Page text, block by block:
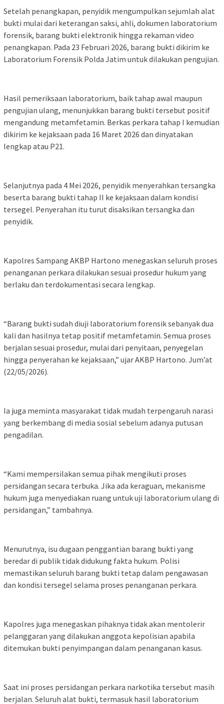
Setelah penangkapan, penyidik mengumpulkan sejumlah alat
bukti mulai dari keterangan saksi, ahli, dokumen laboratorium
forensik, barang bukti elektronik hingga rekaman video
penangkapan. Pada 23 Februari 2026, barang bukti dikirim ke
Laboratorium Forensik Polda Jatim untuk dilakukan pengujian.
Hasil pemeriksaan laboratorium, baik tahap awal maupun
pengujian ulang, menunjukkan barang bukti tersebut positif
mengandung metamfetamin. Berkas perkara tahap I kemudian
dikirim ke kejaksaan pada 16 Maret 2026 dan dinyatakan
lengkap atau P21.
Selanjutnya pada 4 Mei 2026, penyidik menyerahkan tersangka
beserta barang bukti tahap II ke kejaksaan dalam kondisi
tersegel. Penyerahan itu turut disaksikan tersangka dan
penyidik.
Kapolres Sampang AKBP Hartono menegaskan seluruh proses
penanganan perkara dilakukan sesuai prosedur hukum yang
berlaku dan terdokumentasi secara lengkap.
“Barang bukti sudah diuji laboratorium forensik sebanyak dua
kali dan hasilnya tetap positif metamfetamin. Semua proses
berjalan sesuai prosedur, mulai dari penyitaan, penyegelan
hingga penyerahan ke kejaksaan,” ujar AKBP Hartono. Jum’at
(22/05/2026).
Ia juga meminta masyarakat tidak mudah terpengaruh narasi
yang berkembang di media sosial sebelum adanya putusan
pengadilan.
“Kami mempersilakan semua pihak mengikuti proses
persidangan secara terbuka. Jika ada keraguan, mekanisme
hukum juga menyediakan ruang untuk uji laboratorium ulang di
persidangan,” tambahnya.
Menurutnya, isu dugaan penggantian barang bukti yang
beredar di publik tidak didukung fakta hukum. Polisi
memastikan seluruh barang bukti tetap dalam pengawasan
dan kondisi tersegel selama proses penanganan perkara.
Kapolres juga menegaskan pihaknya tidak akan mentolerir
pelanggaran yang dilakukan anggota kepolisian apabila
ditemukan bukti penyimpangan dalam penanganan kasus.
Saat ini proses persidangan perkara narkotika tersebut masih
berjalan. Seluruh alat bukti, termasuk hasil laboratorium